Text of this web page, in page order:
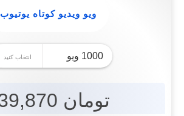
ویو ویدیو کوتاه یوتیوب
تومان 439,870